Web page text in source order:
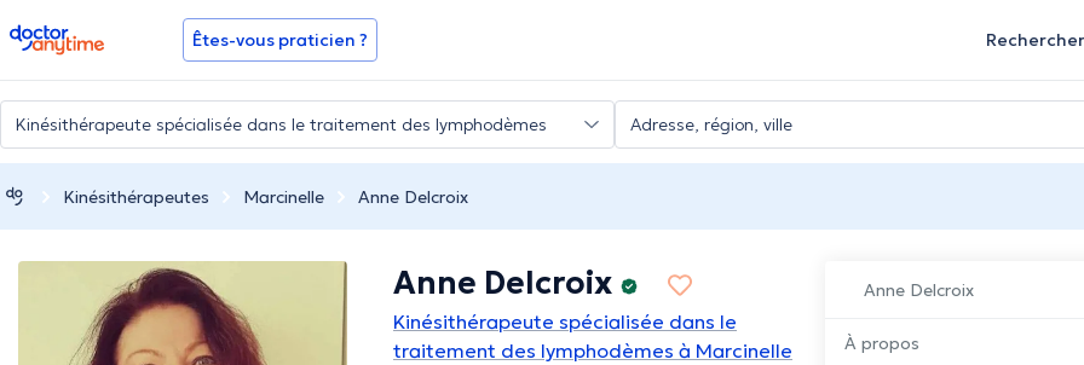
doctoranytime Êtes-vous praticien ? Rechercher
Kinésithérapeutes Marcinelle Anne Delcroix
Anne Delcroix
À propos
Anne Delcroix
Kinésithérapeute spécialisée dans le
traitement des lymphodèmes à Marcinelle